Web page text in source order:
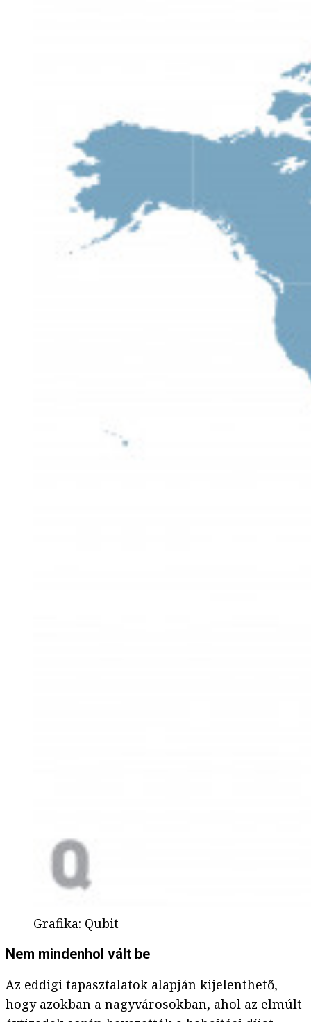
Grafika: Qubit
Nem mindenhol vált be
Az eddigi tapasztalatok alapján kijelenthető,
hogy azokban a nagyvárosokban, ahol az elmúlt